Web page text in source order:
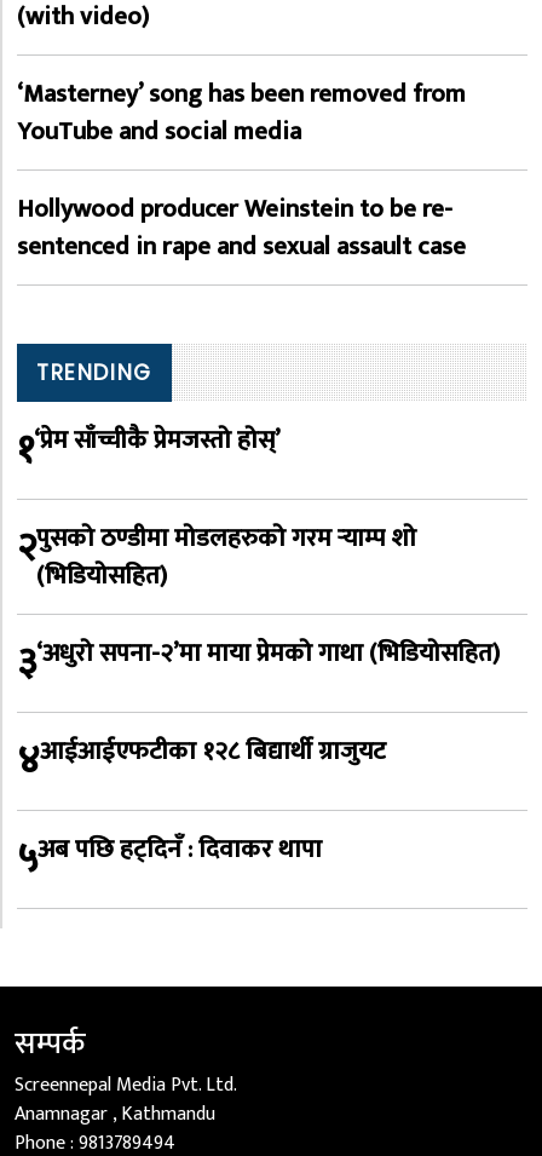
(with video)
‘Masterney’ song has been removed from
YouTube and social media
Hollywood producer Weinstein to be re-
sentenced in rape and sexual assault case
TRENDING
१‘प्रेम साँच्चीकै प्रेमजस्तो होस्’
२पुसको ठण्डीमा मोडलहरुको गरम र्‍याम्प शो
(भिडियोसहित)
३‘अधुरो सपना-२’मा माया प्रेमको गाथा (भिडियोसहित)
४आईआईएफटीका १२८ बिद्यार्थी ग्राजुयट
५अब पछि हट्दिनँ : दिवाकर थापा
सम्पर्क
Screennepal Media Pvt. Ltd.
Anamnagar , Kathmandu
Phone :9813789494